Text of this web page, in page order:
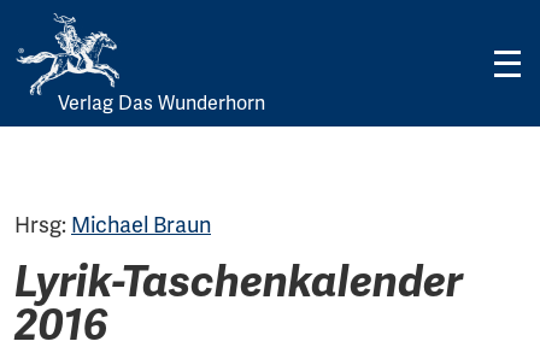
Skip
Verlag Das Wunderhorn
Hrsg: Michael Braun
Lyrik-Taschenkalender
2016